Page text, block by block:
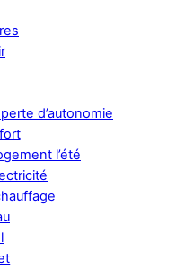
d’autonomie
l’été